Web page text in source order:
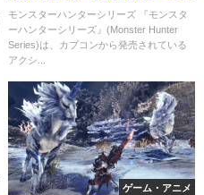
ヴ アルバトリオンソロ討伐
モンスターハンターシリーズ 『モンスタ
ーハンターシリーズ』(Monster Hunter
Series)は、カプコンから発売されている
アクシ...
ゲーム・アニメ